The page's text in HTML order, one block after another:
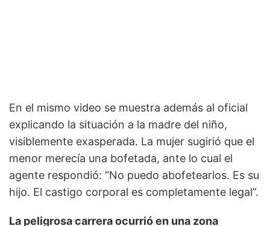
En el mismo video se muestra además al oficial
explicando la situación a la madre del niño,
visiblemente exasperada. La mujer sugirió que el
menor merecía una bofetada, ante lo cual el
agente respondió: “No puedo abofetearlos. Es su
hijo. El castigo corporal es completamente legal”.
La peligrosa carrera ocurrió en una zona